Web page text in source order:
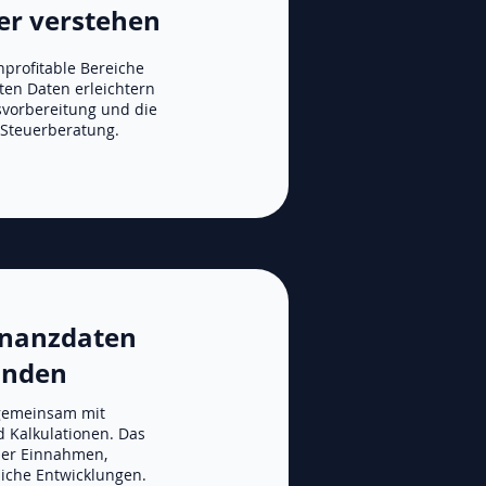
verstehen
Bereiche
Daten erleichtern
und die
mit
Kalkulationen. Das
Einnahmen,
Entwicklungen.